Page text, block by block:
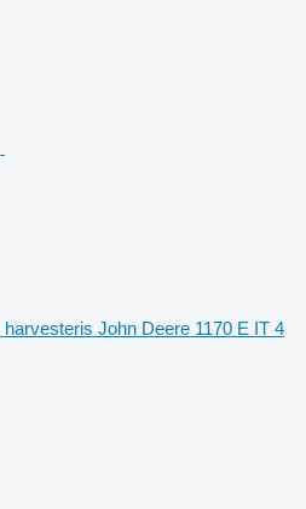
harvesteris John Deere 1170 E IT 4